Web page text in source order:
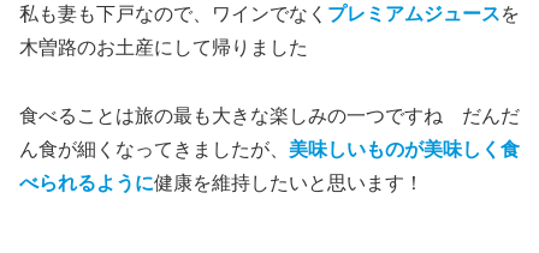
私も妻も下戸なので、ワインでなく プレミアムジュースを
木曽路のお土産にして帰りました
食べることは旅の最も大きな楽しみの一つですね だんだ
ん食が細くなってきましたが、 美味しいものが美味しく食
べられるように健康を維持したいと思います！